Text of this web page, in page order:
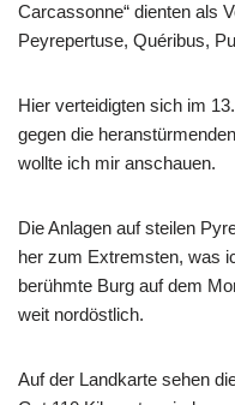
Carcassonne“ dienten als
Peyrepertuse, Quéribus,
Hier verteidigten sich im
gegen die
wollte ich mir anschauen.
Die Anlagen auf steilen
her zum Extremsten, was
berühmte Burg auf dem
weit nordöstlich.
Auf der Landkarte sehen